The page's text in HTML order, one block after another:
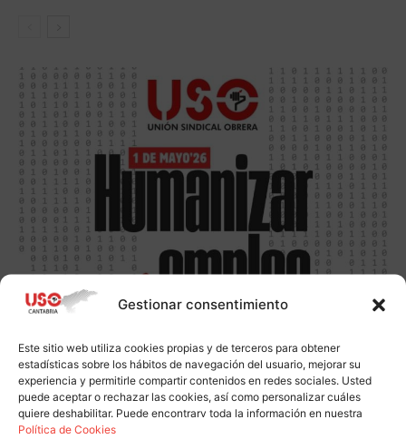
Gestionar consentimiento
Este sitio web utiliza cookies propias y de terceros para obtener
estadísticas sobre los hábitos de navegación del usuario, mejorar su
experiencia y permitirle compartir contenidos en redes sociales. Usted
puede aceptar o rechazar las cookies, así como personalizar cuáles
quiere deshabilitar. Puede encontrarv toda la información en nuestra
Política de Cookies